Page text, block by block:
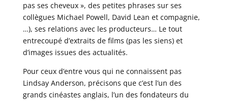
pas ses cheveux », des petites phrases sur ses
collègues Michael Powell, David Lean et compagnie,
…), ses relations avec les producteurs… Le tout
entrecoupé d’extraits de films (pas les siens) et
d’images issues des actualités.
Pour ceux d’entre vous qui ne connaissent pas
Lindsay Anderson, précisons que c’est l’un des
grands cinéastes anglais, l’un des fondateurs du